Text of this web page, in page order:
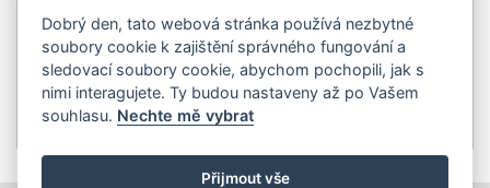
Dobrý den, tato webová stránka používá nezbytné
soubory cookie k zajištění správného fungování a
sledovací soubory cookie, abychom pochopili, jak s
nimi interagujete. Ty budou nastaveny až po Vašem
souhlasu. Nechte mě vybrat
Přijmout vše